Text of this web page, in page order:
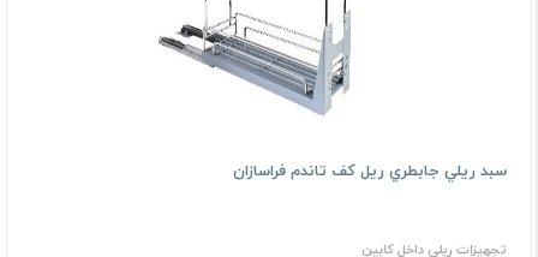
ﺳﺒﺪ رﻳﻠﻲ ﺟﺎﺑﻄﺮي رﻳﻞ ﻛﻒ ﺗﺎﻧﺪم فراسازان
تجهیزات ریلی داخل کابین